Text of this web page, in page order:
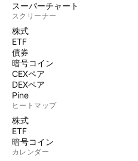
スーパーチャート
スクリーナー
株式
ETF
債券
暗号コイン
CEXペア
DEXペア
Pine
ヒートマップ
株式
ETF
暗号コイン
カレンダー